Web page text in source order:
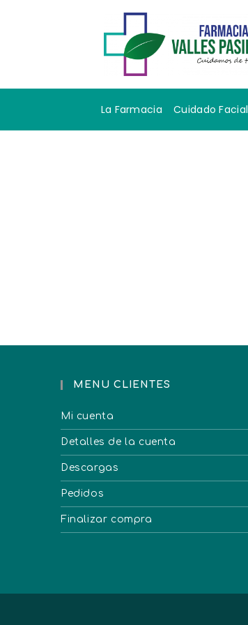
La Farmacia Cuidado Facial
MENU CLIENTES
Mi cuenta
Detalles de la cuenta
Descargas
Pedidos
Finalizar compra